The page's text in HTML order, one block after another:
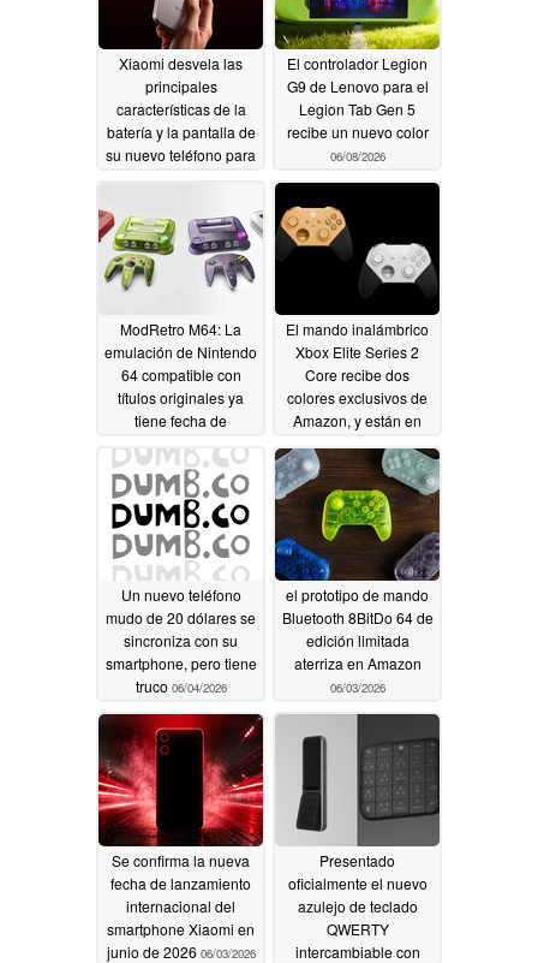
Xiaomi desvela las
principales
características de la
batería y la pantalla de
su nuevo teléfono para
06/25/2026
El controlador Legion
G9 de Lenovo para el
Legion Tab Gen 5
recibe un nuevo color
06/08/2026
ModRetro M64: La
emulación de Nintendo
64 compatible con
títulos originales ya
tiene fecha de
06/05/2026
El mando inalámbrico
Xbox Elite Series 2
Core recibe dos
colores exclusivos de
Amazon, y están en
06/04/2026
Un nuevo teléfono
mudo de 20 dólares se
sincroniza con su
smartphone, pero tiene
truco 06/04/2026
el prototipo de mando
Bluetooth 8BitDo 64 de
edición limitada
aterriza en Amazon
06/03/2026
Se confirma la nueva
fecha de lanzamiento
internacional del
smartphone Xiaomi en
junio de 2026 06/03/2026
Presentado
oficialmente el nuevo
azulejo de teclado
QWERTY
intercambiable con